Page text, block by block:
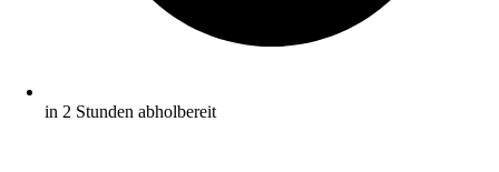
in 2 Stunden abholbereit